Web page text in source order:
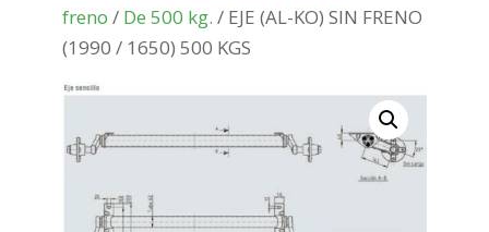
freno / De 500 kg. / EJE (AL-KO) SIN FRENO
(1990 / 1650) 500 KGS